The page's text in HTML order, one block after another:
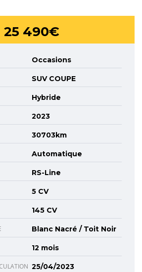
25 490€
Occasions
SUV COUPE
Hybride
2023
30703km
Automatique
RS-Line
5 CV
145 CV
Blanc Nacré / Toit Noir
12 mois
25/04/2023